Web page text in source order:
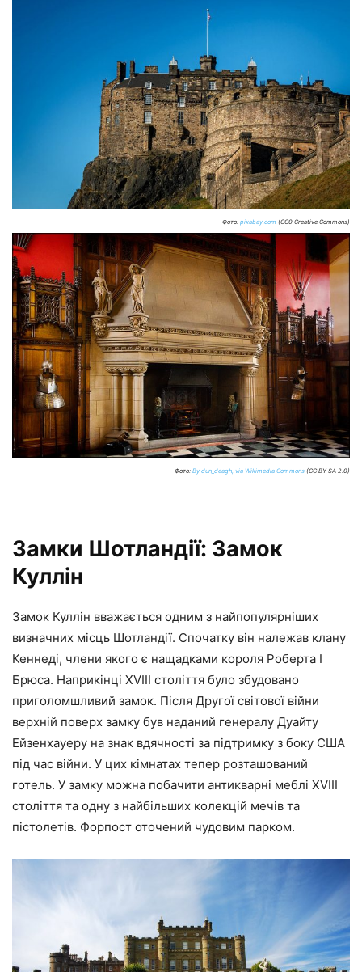
Фото: pixabay.com (CC0 Creative Commons)
Фото: By dun_deagh, via Wikimedia Commons (CC BY-SA 2.0)
Замки Шотландії: Замок
Куллін
Замок Куллін вважається одним з найпопулярніших
визначних місць Шотландії. Спочатку він належав клану
Кеннеді, члени якого є нащадками короля Роберта І
Брюса. Наприкінці XVIII століття було збудовано
приголомшливий замок. Після Другої світової війни
верхній поверх замку був наданий генералу Дуайту
Ейзенхауеру на знак вдячності за підтримку з боку США
під час війни. У цих кімнатах тепер розташований
готель. У замку можна побачити антикварні меблі XVIII
століття та одну з найбільших колекцій мечів та
пістолетів. Форпост оточений чудовим парком.